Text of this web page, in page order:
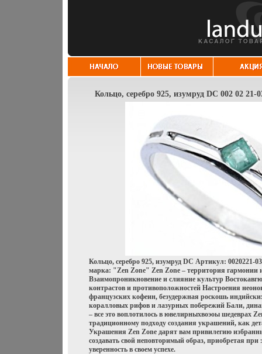
Кольцо, серебро 925, изумруд DC 002 02 21-
Кольцо, серебро 925, изумруд DC Артикул: 0020221-
марка: "Zen Zone" Zen Zone – территория гармонии
Взаимопроникновение и слияние культур
контрастов и противоположностей Настроения
французских кофеин, безудержная роскошь
коралловых рифов и лазурных побережий Бали,
– все это воплотилось в ювелирныхвоэоы шедеврах
традиционному подходу создания украшений, как
Украшения Zen Zone дарят вам привилегию
создавать свой неповторимый образ, приобретая при
уверенность в своем успехе.